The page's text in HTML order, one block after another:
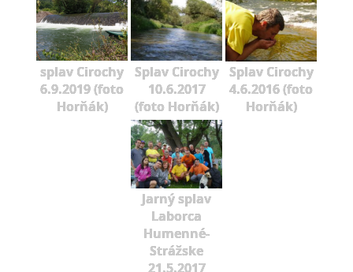
splav Cirochy
6.9.2019 (foto
Horňák)
Splav Cirochy
10.6.2017
(foto Horňák)
Splav Cirochy
4.6.2016 (foto
Horňák)
Jarný splav
Laborca
Humenné-
Strážske
21.5.2017